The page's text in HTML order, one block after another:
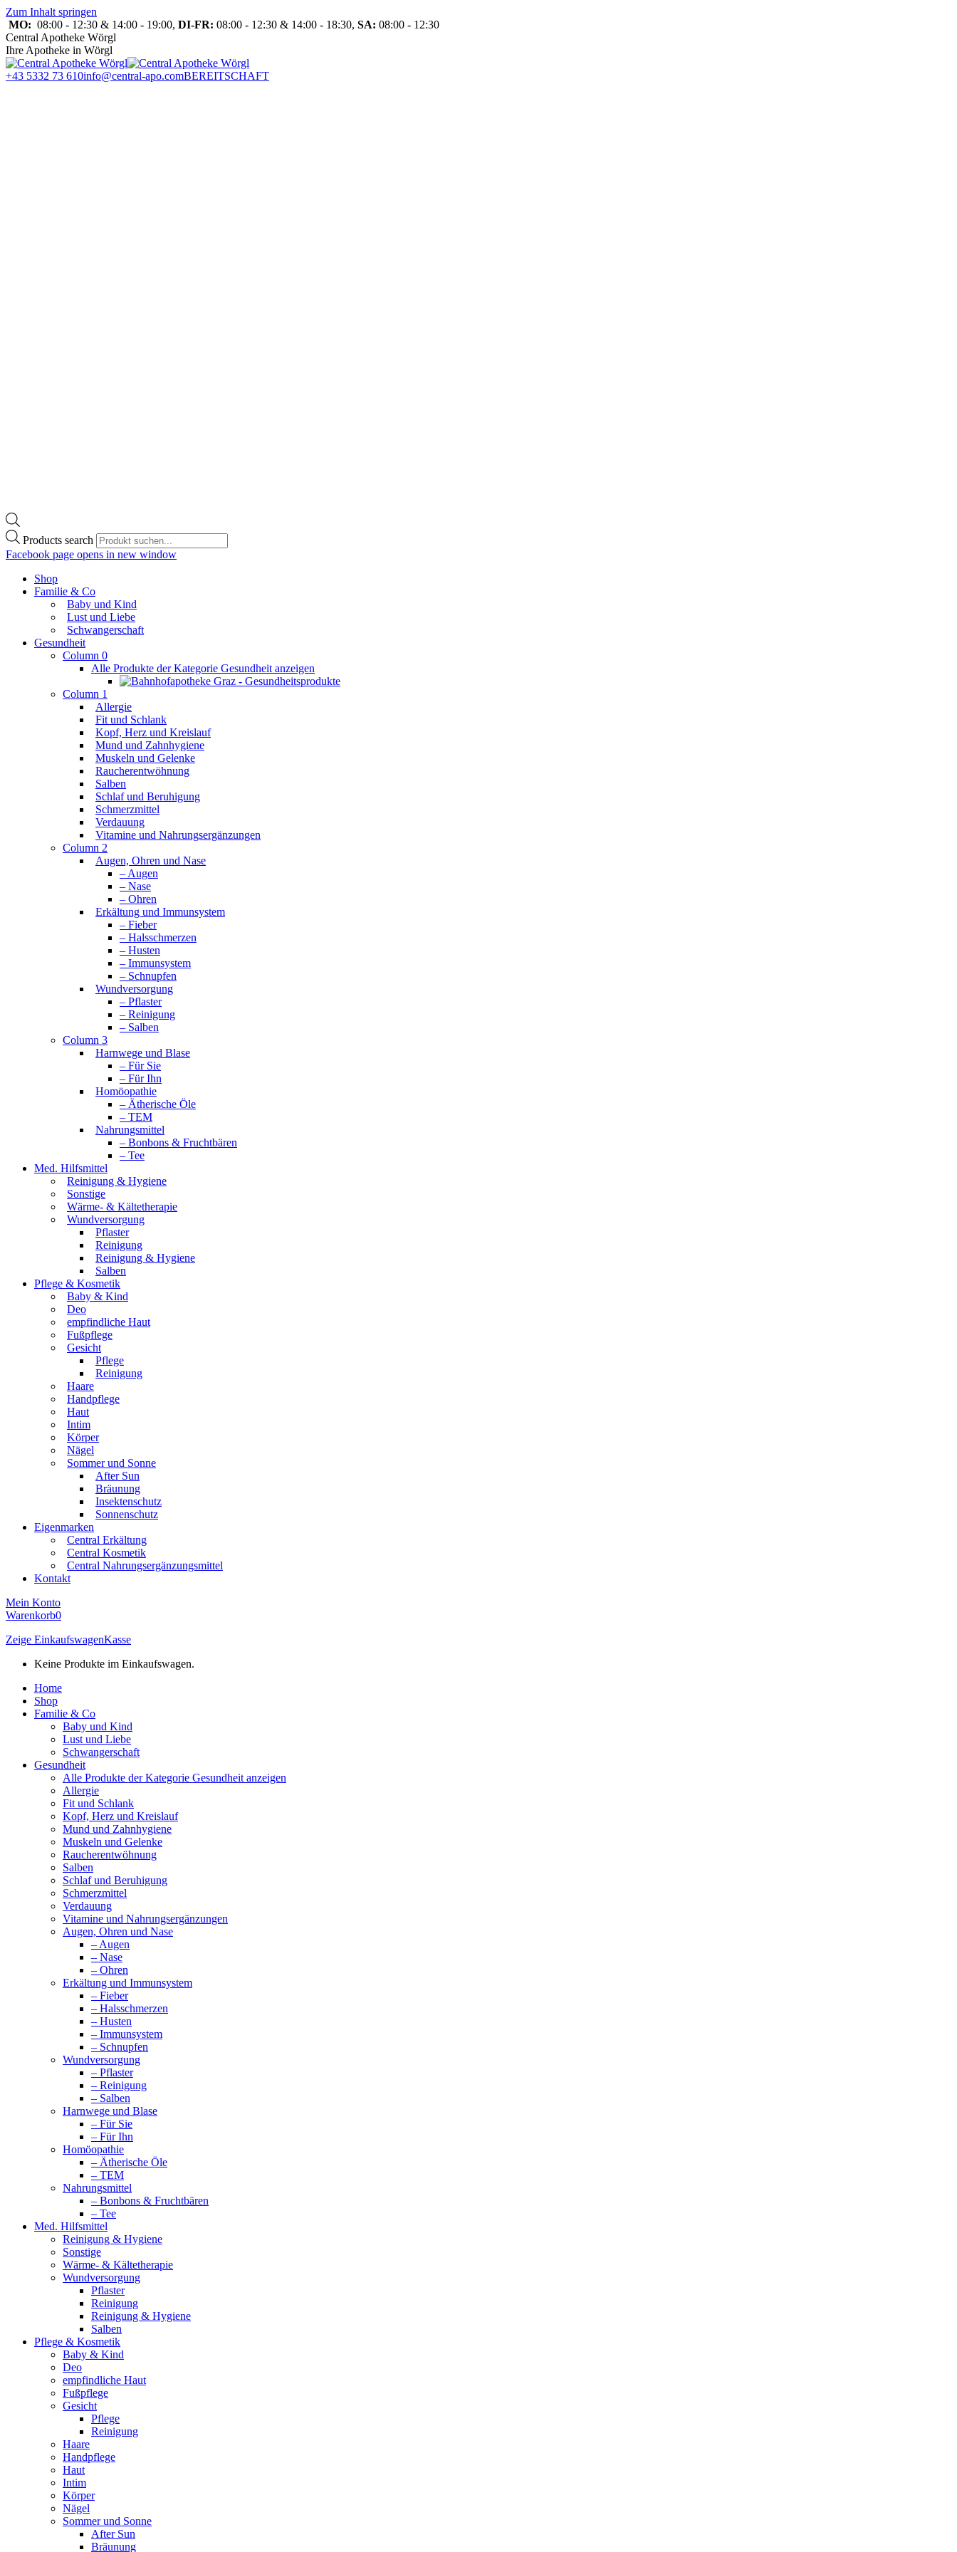
Zum Inhalt springen
MO: 08:00 - 12:30 & 14:00 - 19:00, DI-FR: 08:00 - 12:30 & 14:00 - 18:30, SA: 08:00 - 12:30
Central Apotheke Wörgl
Ihre Apotheke in Wörgl
+43 5332 73 610info@central-apo.comBEREITSCHAFT
Products search
Facebook page opens in new window
Shop
Familie & Co
Baby und Kind
Lust und Liebe
Schwangerschaft
Gesundheit
Column 0
Alle Produkte der Kategorie Gesundheit anzeigen
Column 1
Allergie
Fit und Schlank
Kopf, Herz und Kreislauf
Mund und Zahnhygiene
Muskeln und Gelenke
Raucherentwöhnung
Salben
Schlaf und Beruhigung
Schmerzmittel
Verdauung
Vitamine und Nahrungsergänzungen
Column 2
Augen, Ohren und Nase
– Augen
– Nase
– Ohren
Erkältung und Immunsystem
– Fieber
– Halsschmerzen
– Husten
– Immunsystem
– Schnupfen
Wundversorgung
– Pflaster
– Reinigung
– Salben
Column 3
Harnwege und Blase
– Für Sie
– Für Ihn
Homöopathie
– Ätherische Öle
– TEM
Nahrungsmittel
– Bonbons & Fruchtbären
– Tee
Med. Hilfsmittel
Reinigung & Hygiene
Sonstige
Wärme- & Kältetherapie
Wundversorgung
Pflaster
Reinigung
Reinigung & Hygiene
Salben
Pflege & Kosmetik
Baby & Kind
Deo
empfindliche Haut
Fußpflege
Gesicht
Pflege
Reinigung
Haare
Handpflege
Haut
Intim
Körper
Nägel
Sommer und Sonne
After Sun
Bräunung
Insektenschutz
Sonnenschutz
Eigenmarken
Central Erkältung
Central Kosmetik
Central Nahrungsergänzungsmittel
Kontakt
Mein Konto
Warenkorb0
Zeige EinkaufswagenKasse
Keine Produkte im Einkaufswagen.
Home
Shop
Familie & Co
Baby und Kind
Lust und Liebe
Schwangerschaft
Gesundheit
Alle Produkte der Kategorie Gesundheit anzeigen
Allergie
Fit und Schlank
Kopf, Herz und Kreislauf
Mund und Zahnhygiene
Muskeln und Gelenke
Raucherentwöhnung
Salben
Schlaf und Beruhigung
Schmerzmittel
Verdauung
Vitamine und Nahrungsergänzungen
Augen, Ohren und Nase
– Augen
– Nase
– Ohren
Erkältung und Immunsystem
– Fieber
– Halsschmerzen
– Husten
– Immunsystem
– Schnupfen
Wundversorgung
– Pflaster
– Reinigung
– Salben
Harnwege und Blase
– Für Sie
– Für Ihn
Homöopathie
– Ätherische Öle
– TEM
Nahrungsmittel
– Bonbons & Fruchtbären
– Tee
Med. Hilfsmittel
Reinigung & Hygiene
Sonstige
Wärme- & Kältetherapie
Wundversorgung
Pflaster
Reinigung
Reinigung & Hygiene
Salben
Pflege & Kosmetik
Baby & Kind
Deo
empfindliche Haut
Fußpflege
Gesicht
Pflege
Reinigung
Haare
Handpflege
Haut
Intim
Körper
Nägel
Sommer und Sonne
After Sun
Bräunung